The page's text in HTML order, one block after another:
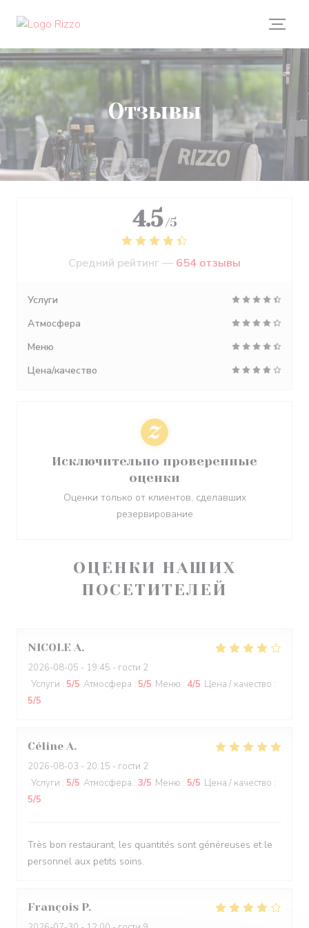
Отзывы
ОЦЕНКИ НАШИХ
ПОСЕТИТЕЛЕЙ
NICOLE A
2026-08-05 - 19:45 - гости 2
Услуги : 5/5 Атмосфера : 5/5 Меню : 4/5 Цена / качество :
5/5
Céline A
2026-08-03 - 20:15 - гости 2
Услуги : 5/5 Атмосфера : 3/5 Меню : 5/5 Цена / качество :
5/5
Très bon restaurant, les quantités sont généreuses et le
personnel aux petits soins.
François P
4.5 /5
Средний рейтинг — 654 отзывы
Услуги
Атмосфера
Меню
Цена/качество
Исключительно проверенные
оценки
Оценки только от клиентов, сделавших
резервирование